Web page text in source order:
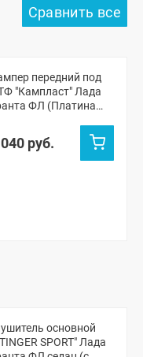
передний под
"Кампласт" Лада
ФЛ (Платина
руб.
основной
SPORT" Лада